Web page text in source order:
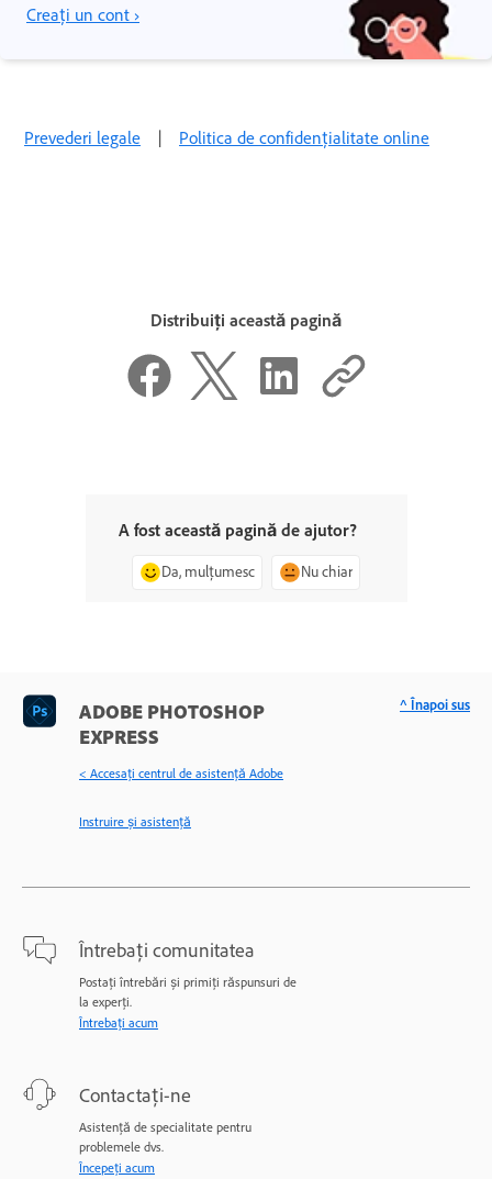
Creați un cont ›
Prevederi legale | Politica de confidențialitate online
Distribuiți această pagină
A fost această pagină de ajutor?
Da, mulțumesc Nu chiar
ADOBE PHOTOSHOP
EXPRESS
< Accesaţi centrul de asistenţă Adobe
Instruire și asistență
Întrebați comunitatea
Postați întrebări și primiți răspunsuri de
la experți.
Întrebați acum
Contactați-ne
Asistență de specialitate pentru
problemele dvs.
Începeți acum
^ Înapoi sus